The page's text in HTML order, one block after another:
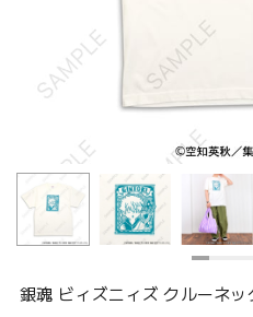
銀魂 ビィズニィズ クルーネ